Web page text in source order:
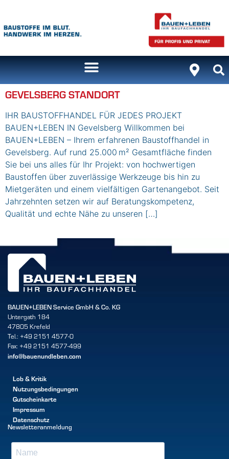
GEVELSBERG STANDORT
IHR BAUSTOFFHANDEL FÜR JEDES PROJEKT
BAUEN+LEBEN IN Gevelsberg Willkommen bei
BAUEN+LEBEN – Ihrem erfahrenen Baustoffhandel in
Gevelsberg. Auf rund 25.000 m² Gesamtfläche finden
Sie bei uns alles für Ihr Projekt: von hochwertigen
Baustoffen über zuverlässige Werkzeuge bis hin zu
Mietgeräten und einem vielfältigen Gartenangebot. Seit
Jahrzehnten setzen wir auf Beratungskompetenz,
Qualität und echte Nähe zu unseren […]
BAUEN+LEBEN Service GmbH & Co. KG
Untergath 184
47805 Krefeld
Tel.: +49 2151 4577-0
Fax: +49 2151 4577-499
info@bauenundleben.com
Lob & Kritik
Nutzungsbedingungen
Gutscheinkarte
Impressum
Datenschutz
Newsletteranmeldung